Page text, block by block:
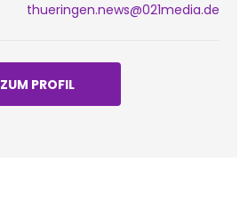
thueringen.news@021media.de
ZUM PROFIL